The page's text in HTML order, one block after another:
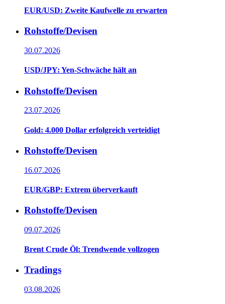
EUR/USD: Zweite Kaufwelle zu erwarten
Rohstoffe/Devisen
30.07.2026
USD/JPY: Yen-Schwäche hält an
Rohstoffe/Devisen
23.07.2026
Gold: 4.000 Dollar erfolgreich verteidigt
Rohstoffe/Devisen
16.07.2026
EUR/GBP: Extrem überverkauft
Rohstoffe/Devisen
09.07.2026
Brent Crude Öl: Trendwende vollzogen
Tradings
03.08.2026